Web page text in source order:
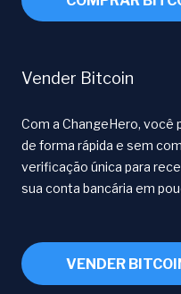
Vender Bitcoin
Com a ChangeHero, você
de forma rápida e sem
verificação única para
sua conta bancária em
VENDER